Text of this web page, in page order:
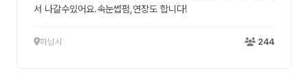
서 나갈수있어요.속눈썹펌,연장도 합니다!
하남시 244